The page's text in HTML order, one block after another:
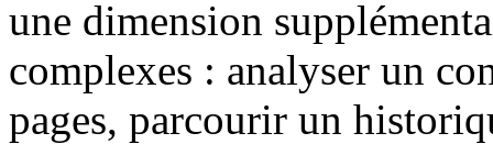
une dimension
complexes : analyser un
pages, parcourir un